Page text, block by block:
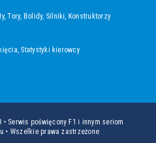
,Tory, Bolidy, Silniki, Konstruktorzy
, Statystyki kierowcy
• Serwis poświęcony F1 i innym seriom
• Wszelkie prawa zastrzeżone